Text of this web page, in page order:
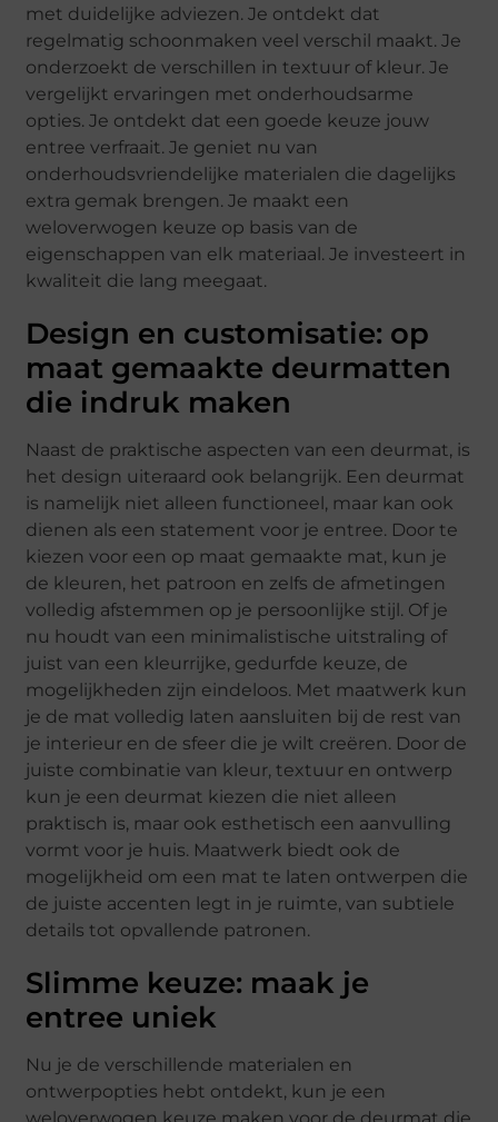
met duidelijke adviezen. Je ontdekt dat
regelmatig schoonmaken veel verschil maakt. Je
onderzoekt de verschillen in textuur of kleur. Je
vergelijkt ervaringen met onderhoudsarme
opties. Je ontdekt dat een goede keuze jouw
entree verfraait. Je geniet nu van
onderhoudsvriendelijke materialen die dagelijks
extra gemak brengen. Je maakt een
weloverwogen keuze op basis van de
eigenschappen van elk materiaal. Je investeert in
kwaliteit die lang meegaat.
Design en customisatie: op
maat gemaakte deurmatten
die indruk maken
Naast de praktische aspecten van een deurmat, is
het design uiteraard ook belangrijk. Een deurmat
is namelijk niet alleen functioneel, maar kan ook
dienen als een statement voor je entree. Door te
kiezen voor een op maat gemaakte mat, kun je
de kleuren, het patroon en zelfs de afmetingen
volledig afstemmen op je persoonlijke stijl. Of je
nu houdt van een minimalistische uitstraling of
juist van een kleurrijke, gedurfde keuze, de
mogelijkheden zijn eindeloos. Met maatwerk kun
je de mat volledig laten aansluiten bij de rest van
je interieur en de sfeer die je wilt creëren. Door de
juiste combinatie van kleur, textuur en ontwerp
kun je een deurmat kiezen die niet alleen
praktisch is, maar ook esthetisch een aanvulling
vormt voor je huis. Maatwerk biedt ook de
mogelijkheid om een mat te laten ontwerpen die
de juiste accenten legt in je ruimte, van subtiele
details tot opvallende patronen.
Slimme keuze: maak je
entree uniek
Nu je de verschillende materialen en
ontwerpopties hebt ontdekt, kun je een